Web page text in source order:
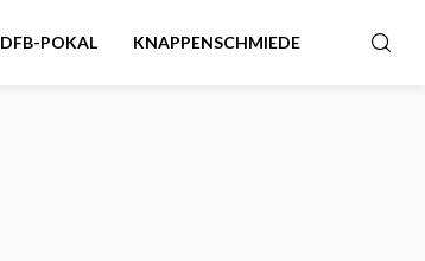
DFB-POKAL KNAPPENSCHMIEDE